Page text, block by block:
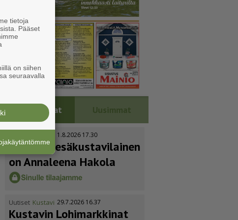
Luetuimmat Uusimmat
1.8.2026 17.30
Vuoden kesäkus­ta­vi­lainen
on Annaleena Hakola
Uutiset Kustavi 29.7.2026 16.37
Kustavin Lohimarkkinat
tietoja
Pääset
on siihen
seuraavalla